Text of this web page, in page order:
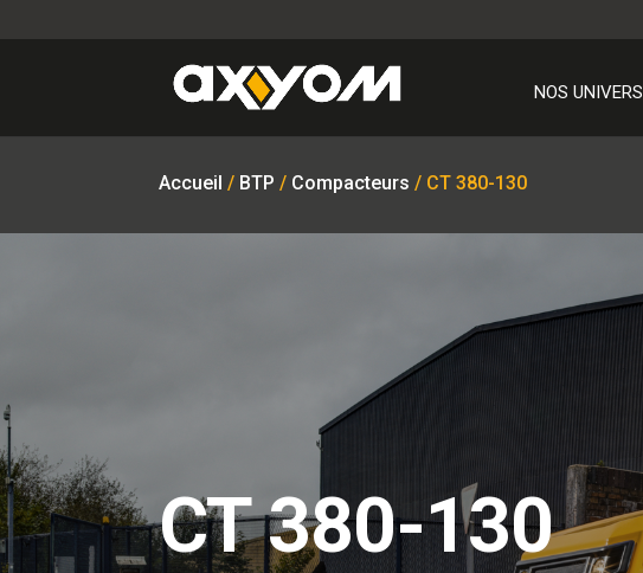
NOS UNIVERS
Accueil / BTP / Compacteurs / CT 380-130
CT 380-130